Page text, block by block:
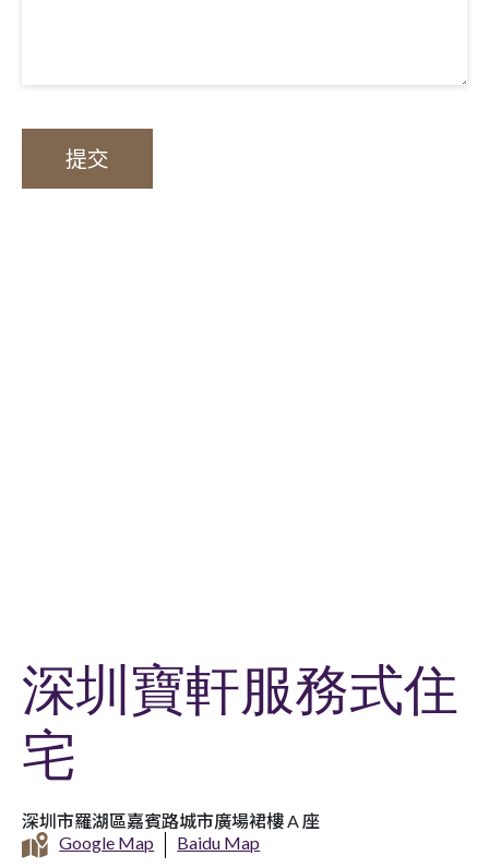
提交
深圳寶軒服務式住
宅
深圳市羅湖區嘉賓路城市廣場裙樓 A 座
Google Map
Baidu Map